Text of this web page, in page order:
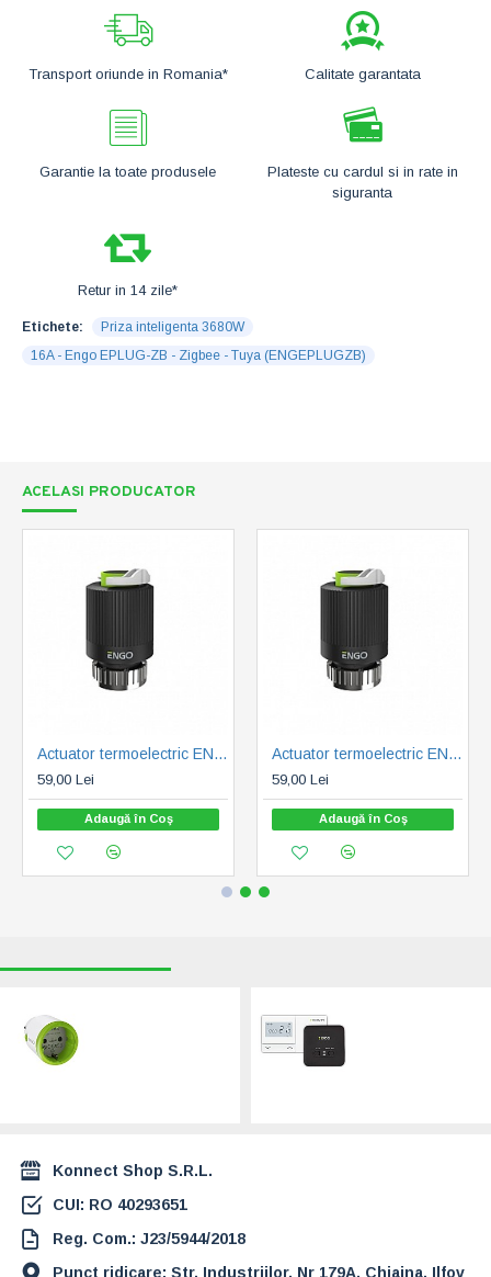
Transport oriunde in Romania* Calitate garantata
Garantie la toate produsele
Plateste cu cardul si in rate in
siguranta
Retur in 14 zile*
Etichete:
Priza inteligenta 3680W
16A - Engo EPLUG-ZB - Zigbee - Tuya (ENGEPLUGZB)
ACELASI PRODUCATOR
Actuator termoelectric ENGO 230V, M30x1.5, normal închis (ENGE30NC230)
59,00 Lei
Adaugă în Coş
Actuator termoelectric ENGO M28X1.5, 230V, normal inchis (ENGE28NC-230)
59,00 Lei
Adaugă în Coş
Konnect Shop S.R.L.
CUI: RO 40293651
Reg. Com.: J23/5944/2018
Punct ridicare: Str. Industriilor, Nr 179A, Chiajna, Ilfov